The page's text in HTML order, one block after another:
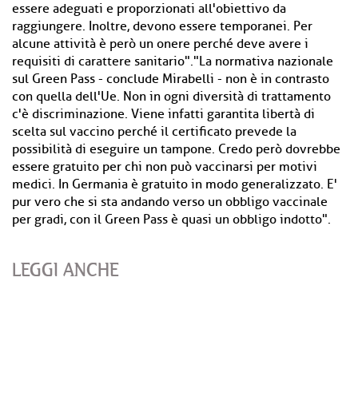
essere adeguati e proporzionati all'obiettivo da
raggiungere. Inoltre, devono essere temporanei. Per
alcune attività è però un onere perché deve avere i
requisiti di carattere sanitario"."La normativa nazionale
sul Green Pass - conclude Mirabelli - non è in contrasto
con quella dell'Ue. Non in ogni diversità di trattamento
c'è discriminazione. Viene infatti garantita libertà di
scelta sul vaccino perché il certificato prevede la
possibilità di eseguire un tampone. Credo però dovrebbe
essere gratuito per chi non può vaccinarsi per motivi
medici. In Germania è gratuito in modo generalizzato. E'
pur vero che si sta andando verso un obbligo vaccinale
per gradi, con il Green Pass è quasi un obbligo indotto".
LEGGI ANCHE